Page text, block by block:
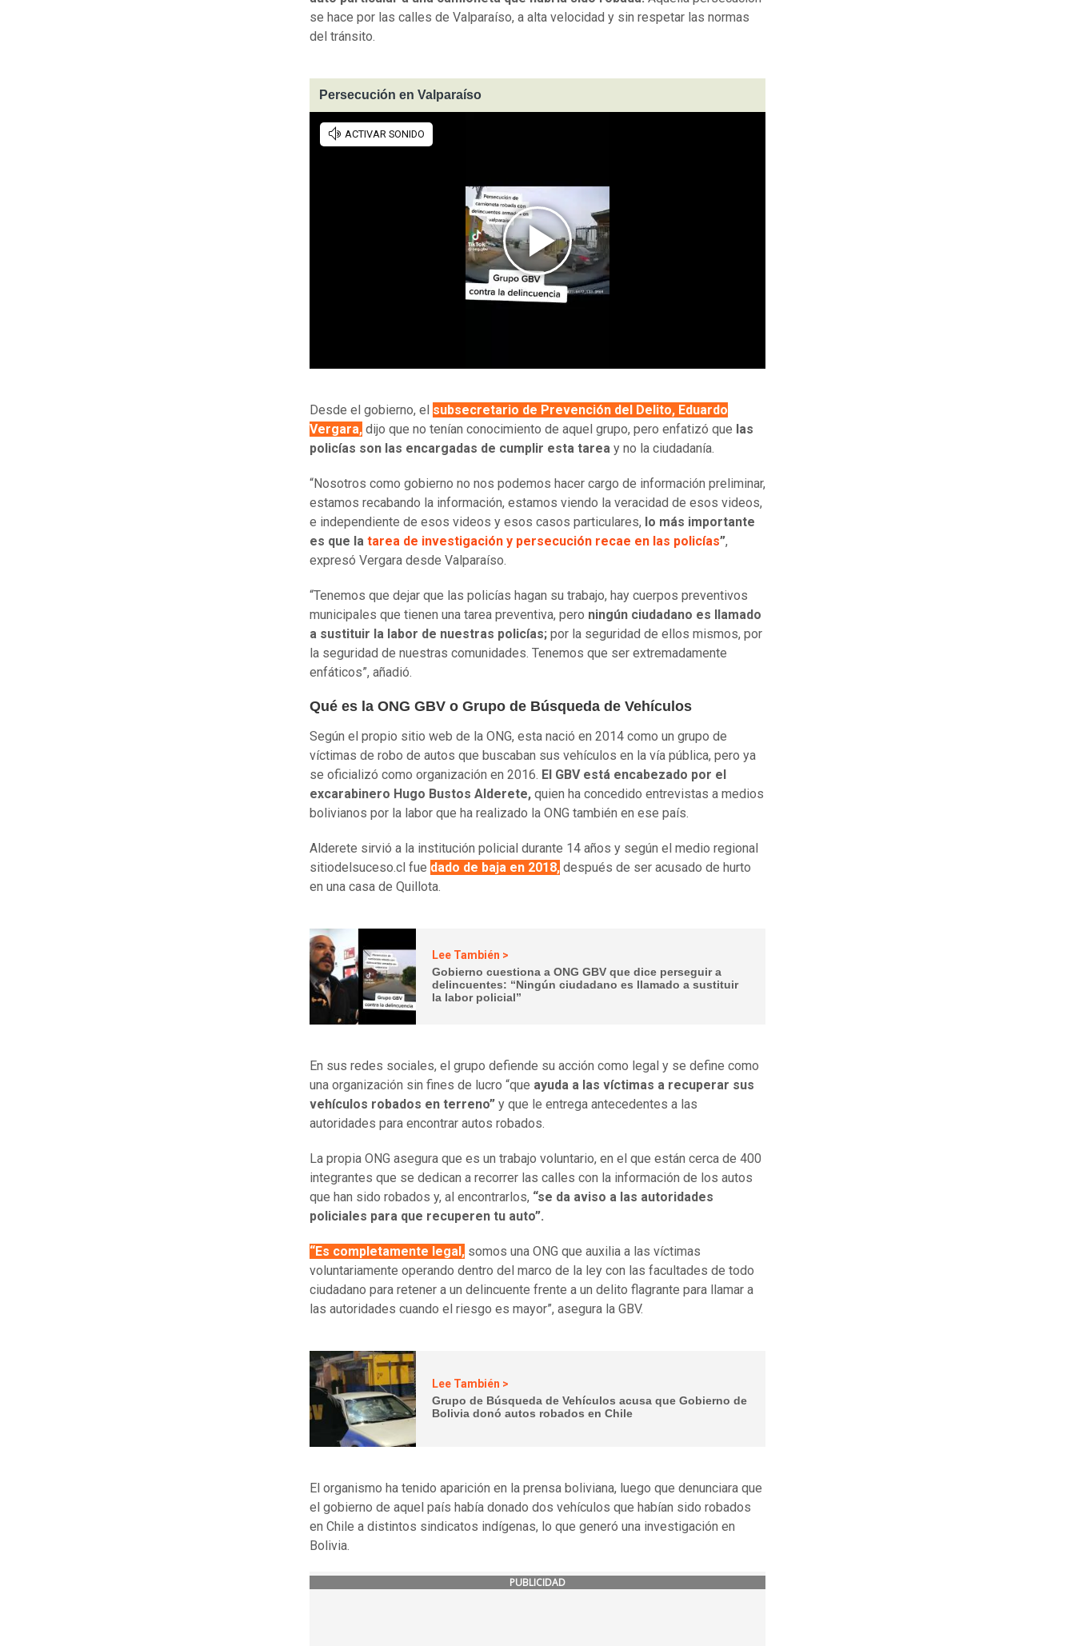
se hace por las calles de Valparaíso, a alta velocidad y sin respetar las normas
del tránsito.
Persecución en Valparaíso
Desde el gobierno, el subsecretario de Prevención del Delito, Eduardo
Vergara, dijo que no tenían conocimiento de aquel grupo, pero enfatizó que las
policías son las encargadas de cumplir esta tarea y no la ciudadanía.
“Nosotros como gobierno no nos podemos hacer cargo de información preliminar,
estamos recabando la información, estamos viendo la veracidad de esos videos,
e independiente de esos videos y esos casos particulares, lo más importante
es que la tarea de investigación y persecución recae en las policías”,
expresó Vergara desde Valparaíso.
“Tenemos que dejar que las policías hagan su trabajo, hay cuerpos preventivos
municipales que tienen una tarea preventiva, pero ningún ciudadano es llamado
a sustituir la labor de nuestras policías; por la seguridad de ellos mismos, por
la seguridad de nuestras comunidades. Tenemos que ser extremadamente
enfáticos”, añadió.
Qué es la ONG GBV o Grupo de Búsqueda de Vehículos
Según el propio sitio web de la ONG, esta nació en 2014 como un grupo de
víctimas de robo de autos que buscaban sus vehículos en la vía pública, pero ya
se oficializó como organización en 2016. El GBV está encabezado por el
excarabinero Hugo Bustos Alderete, quien ha concedido entrevistas a medios
bolivianos por la labor que ha realizado la ONG también en ese país.
Alderete sirvió a la institución policial durante 14 años y según el medio regional
sitiodelsuceso.cl fue dado de baja en 2018, después de ser acusado de hurto
en una casa de Quillota.
Lee También >
Gobierno cuestiona a ONG GBV que dice perseguir a
delincuentes: “Ningún ciudadano es llamado a sustituir
la labor policial”
En sus redes sociales, el grupo defiende su acción como legal y se define como
una organización sin fines de lucro “que ayuda a las víctimas a recuperar sus
vehículos robados en terreno” y que le entrega antecedentes a las
autoridades para encontrar autos robados.
La propia ONG asegura que es un trabajo voluntario, en el que están cerca de 400
integrantes que se dedican a recorrer las calles con la información de los autos
que han sido robados y, al encontrarlos, “se da aviso a las autoridades
policiales para que recuperen tu auto”.
“Es completamente legal, somos una ONG que auxilia a las víctimas
voluntariamente operando dentro del marco de la ley con las facultades de todo
ciudadano para retener a un delincuente frente a un delito flagrante para llamar a
las autoridades cuando el riesgo es mayor”, asegura la GBV.
Lee También >
Grupo de Búsqueda de Vehículos acusa que Gobierno de
Bolivia donó autos robados en Chile
El organismo ha tenido aparición en la prensa boliviana, luego que denunciara que
el gobierno de aquel país había donado dos vehículos que habían sido robados
en Chile a distintos sindicatos indígenas, lo que generó una investigación en
Bolivia.
PUBLICIDAD